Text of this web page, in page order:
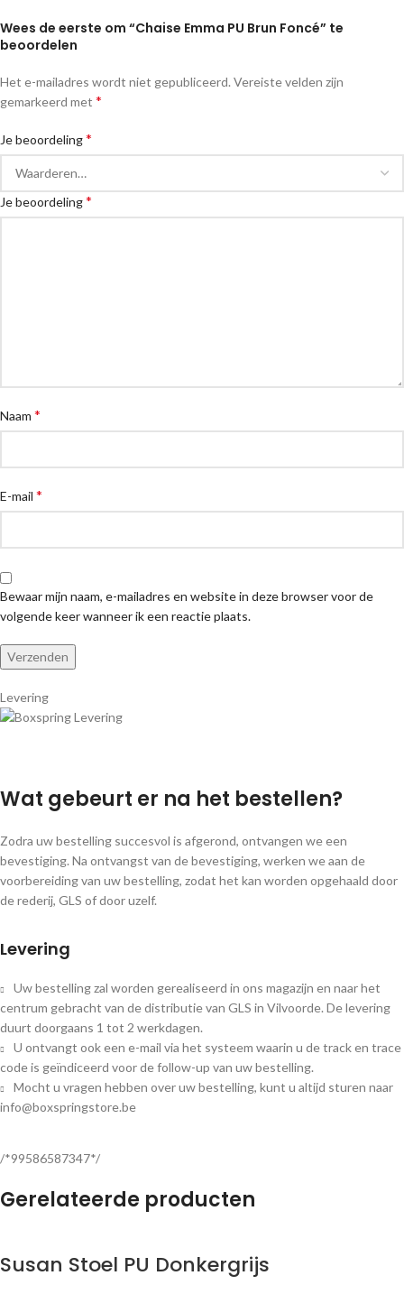
Wees de eerste om “Chaise Emma PU Brun Foncé” te
beoordelen
Het e-mailadres wordt niet gepubliceerd. Vereiste velden zijn
gemarkeerd met *
Je beoordeling*
Je beoordeling*
Naam *
E-mail *
Bewaar mijn naam, e-mailadres en website in deze browser voor de
volgende keer wanneer ik een reactie plaats.
Levering
Wat gebeurt er na het bestellen?
Zodra uw bestelling succesvol is afgerond, ontvangen we een
bevestiging. Na ontvangst van de bevestiging, werken we aan de
voorbereiding van uw bestelling, zodat het kan worden opgehaald door
de rederij, GLS of door uzelf.
Levering
Uw bestelling zal worden gerealiseerd in ons magazijn en naar het
centrum gebracht van de distributie van GLS in Vilvoorde. De levering
duurt doorgaans 1 tot 2 werkdagen.
U ontvangt ook een e-mail via het systeem waarin u de track en trace
code is geïndiceerd voor de follow-up van uw bestelling.
Mocht u vragen hebben over uw bestelling, kunt u altijd sturen naar
info@boxspringstore.be
/*99586587347*/
Gerelateerde producten
Susan Stoel PU Donkergrijs